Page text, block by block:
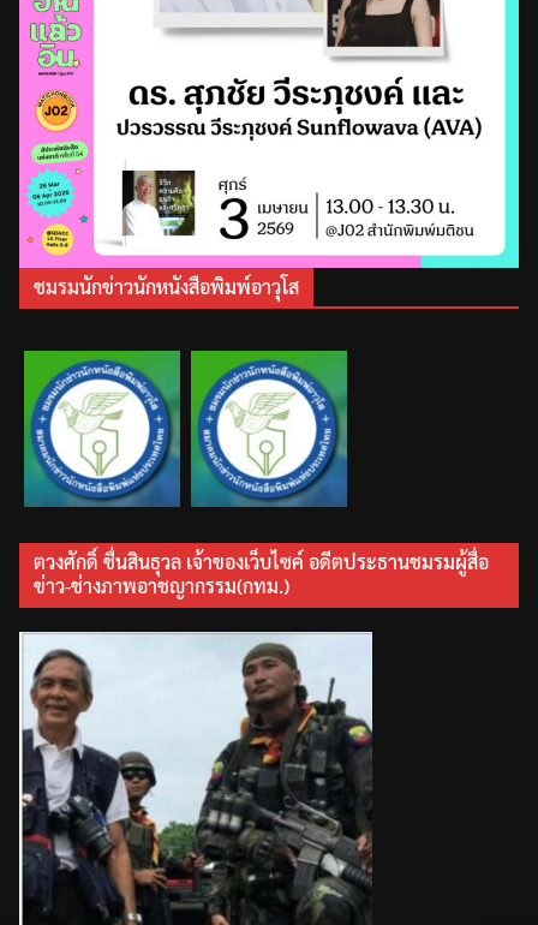
ชมรมนักข่าวนักหนังสือพิมพ์อาวุโส
ตวงศักดิ์ ชื่นสินธุวล เจ้าของเว็บไซค์ อดีตประธานชมรมผู้สื่อ
ข่าว-ช่างภาพอาชญากรรม(กทม.)